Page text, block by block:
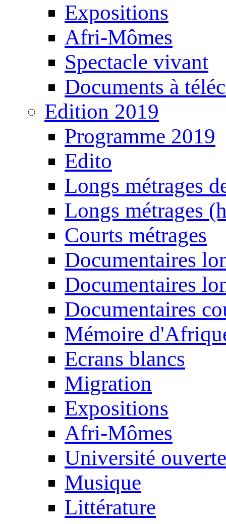
Expositions
Afri-Mômes
Spectacle vivant
Documents à
Edition 2019
Programme 2019
Edito
Longs métrages
Longs métrages
Courts métrages
Documentaires
Documentaires
Documentaires
Mémoire
Ecrans blancs
Migration
Expositions
Afri-Mômes
Université ouverte
Musique
Littérature